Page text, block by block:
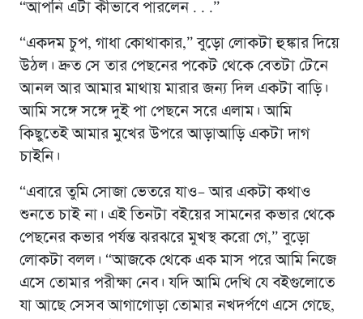
“আপনি এটা কীভাবে পারলেন . . .”
“একদম চুপ, গাধা কোথাকার,” বুড়ো লোকটা হুঙ্কার দিয়ে
উঠল। দ্রুত সে তার পেছনের পকেট থেকে বেতটা টেনে
আনল আর আমার মাথায় মারার জন্য দিল একটা বাড়ি।
আমি সঙ্গে সঙ্গে দুই পা পেছনে সরে এলাম। আমি
কিছুতেই আমার মুখের উপরে আড়াআড়ি একটা দাগ
চাইনি।
“এবারে তুমি সোজা ভেতরে যাও– আর একটা কথাও
শুনতে চাই না। এই তিনটা বইয়ের সামনের কভার থেকে
পেছনের কভার পর্যন্ত ঝরঝরে মুখস্থ করো গে,” বুড়ো
লোকটা বলল। “আজকে থেকে এক মাস পরে আমি নিজে
এসে তোমার পরীক্ষা নেব। যদি আমি দেখি যে বইগুলোতে
যা আছে সেসব আগাগোড়া তোমার নখদর্পণে এসে গেছে,